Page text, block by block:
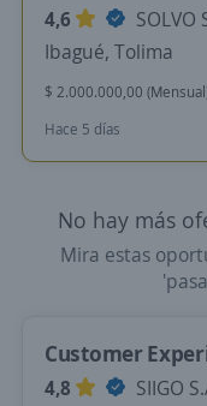
4,6
SOLVO
Ibagué, Tolima
$ 2.000.000,00
Hace 5 días
No hay más
Mira estas
Customer
4,8
SIIGO